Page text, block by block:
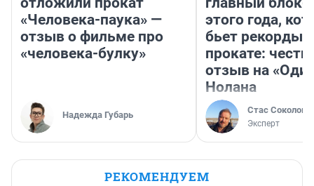
«Человека-паука» —
отзыв о фильме про
«человека-булку»
Надежда Губарь
этого года,
бьет рекорды в
прокате:
отзыв на
Нолана
Стас Соколов
Эксперт
РЕКОМЕНДУЕМ